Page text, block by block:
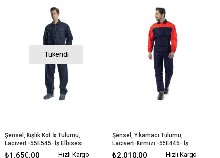
Tükendi
Şensel, Kışlık Kot İş Tulumu,
Lacivert -55E545- İş Elbisesi
₺1.650,00 Hızlı Kargo
Şensel, Yıkamacı Tulumu,
Lacivert-Kırmızı -55E445- İş
Elbisesi
₺2.010,00 Hızlı Kargo